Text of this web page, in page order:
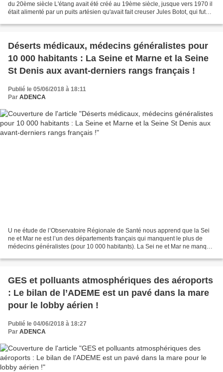
du 20ème siècle L'étang avait été créé au 19ème siècle, jusque vers 1970 il
était alimenté par un puits artésien qu'avait fait creuser Jules Botot, qui fut
Déserts médicaux, médecins généralistes pour
10 000 habitants : La Seine et Marne et la Seine
St Denis aux avant-derniers rangs français !
Publié le 05/06/2018 à 18:11
Par ADENCA
U ne étude de l’Observatoire Régionale de Santé nous apprend que la Sei
ne et Mar ne est l’un des départements français qui manquent le plus de
médecins généralistes (pour 10 000 habitants). La Sei ne et Mar ne manque
GES et polluants atmosphériques des aéroports
: Le bilan de l’ADEME est un pavé dans la mare
pour le lobby aérien !
Publié le 04/06/2018 à 18:27
Par ADENCA